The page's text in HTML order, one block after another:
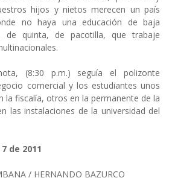
hijos y nietos merecen un país
no haya una educación de baja
de quinta, de pacotilla, que trabaje
(8:30 p.m.) seguía el polizonte
comercial y los estudiantes unos
la fiscalía, otros en la permanente de la
las instalaciones de la universidad del
de 2011
/ HERNANDO BAZURCO